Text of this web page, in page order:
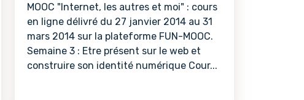
MOOC "Internet, les autres et moi" : cours
en ligne délivré du 27 janvier 2014 au 31
mars 2014 sur la plateforme FUN-MOOC.
Semaine 3 : Etre présent sur le web et
construire son identité numérique Cour...